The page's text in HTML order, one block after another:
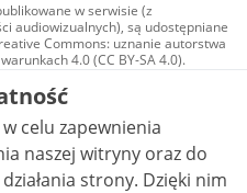
w serwisie (z
audiowizualnych), są udostępniane
Commons: uznanie autorstwa
4.0 (CC BY-SA 4.0).
w tym zdjęcia, materiały
na licencji typu
uznanie autorstwa użycie
utworów zależnych 4.0 (CC BY-
jest to stwierdzone inaczej.
celu zapewnienia
naszej witryny oraz do
strony. Dzięki nim